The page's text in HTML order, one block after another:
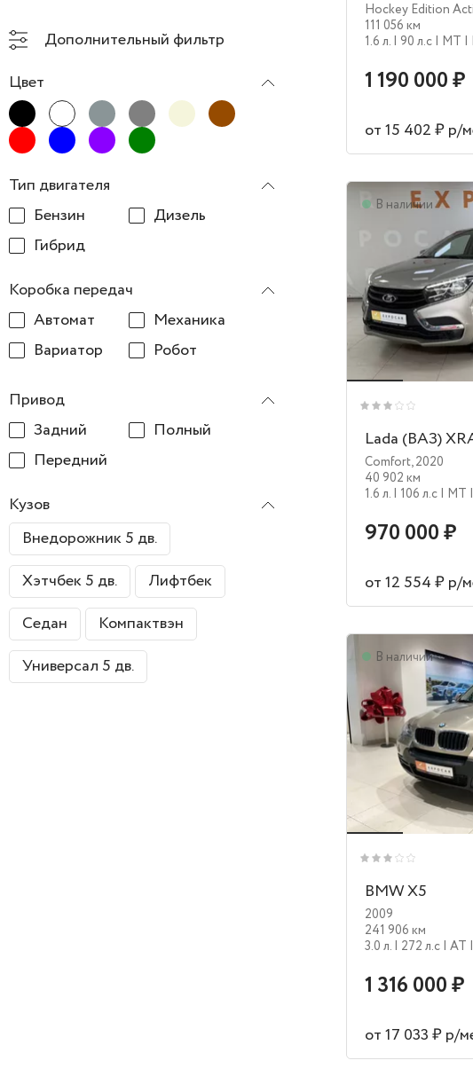
Дополнительный фильтр
Цвет
Тип двигателя
Бензин
Дизель
Гибрид
Коробка передач
Автомат
Механика
Вариатор
Робот
Привод
Задний
Полный
Передний
Кузов
Внедорожник 5 дв.
Хэтчбек 5 дв.
Лифтбек
Седан
Компактвэн
Универсал 5 дв.
Hockey Edition
111 056 км
1.6 л. | 90 л.c | MT |
1 190 000 ₽
от 15 402 ₽ р/
В наличии
Lada (ВАЗ)
Comfort,2020
40 902 км
1.6 л. | 106 л.c | MT
970 000 ₽
от 12 554 ₽ р/
В наличии
BMW X5
2009
241 906 км
3.0 л. | 272 л.c | AT
1 316 000 ₽
от 17 033 ₽ р/